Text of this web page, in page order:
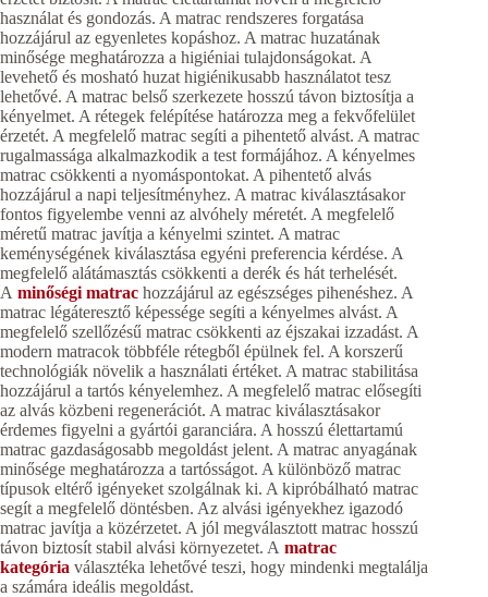
használat és gondozás. A matrac rendszeres forgatása
hozzájárul az egyenletes kopáshoz. A matrac huzatának
minősége meghatározza a higiéniai tulajdonságokat. A
levehető és mosható huzat higiénikusabb használatot tesz
lehetővé. A matrac belső szerkezete hosszú távon biztosítja a
kényelmet. A rétegek felépítése határozza meg a fekvőfelület
érzetét. A megfelelő matrac segíti a pihentető alvást. A matrac
rugalmassága alkalmazkodik a test formájához. A kényelmes
matrac csökkenti a nyomáspontokat. A pihentető alvás
hozzájárul a napi teljesítményhez. A matrac kiválasztásakor
fontos figyelembe venni az alvóhely méretét. A megfelelő
méretű matrac javítja a kényelmi szintet. A matrac
keménységének kiválasztása egyéni preferencia kérdése. A
megfelelő alátámasztás csökkenti a derék és hát terhelését.
A minőségi matrac hozzájárul az egészséges pihenéshez. A
matrac légáteresztő képessége segíti a kényelmes alvást. A
megfelelő szellőzésű matrac csökkenti az éjszakai izzadást. A
modern matracok többféle rétegből épülnek fel. A korszerű
technológiák növelik a használati értéket. A matrac stabilitása
hozzájárul a tartós kényelemhez. A megfelelő matrac elősegíti
az alvás közbeni regenerációt. A matrac kiválasztásakor
érdemes figyelni a gyártói garanciára. A hosszú élettartamú
matrac gazdaságosabb megoldást jelent. A matrac anyagának
minősége meghatározza a tartósságot. A különböző matrac
típusok eltérő igényeket szolgálnak ki. A kipróbálható matrac
segít a megfelelő döntésben. Az alvási igényekhez igazodó
matrac javítja a közérzetet. A jól megválasztott matrac hosszú
távon biztosít stabil alvási környezetet. A matrac
kategória választéka lehetővé teszi, hogy mindenki megtalálja
a számára ideális megoldást.